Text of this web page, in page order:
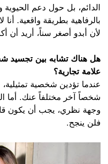
الدائم، بل حول دعم الحيوية
بالرفاهية بطريقة واقعية.
لأن أبدو أصغر سناً، أريد
هل هناك تشابه بين تجسيد
علامة تجارية؟
عندما تؤدين شخصية
شخصاً آخر مختلفاً عنك. أما
وجهة نظري، يجب أن يكون
فلن ينجح.